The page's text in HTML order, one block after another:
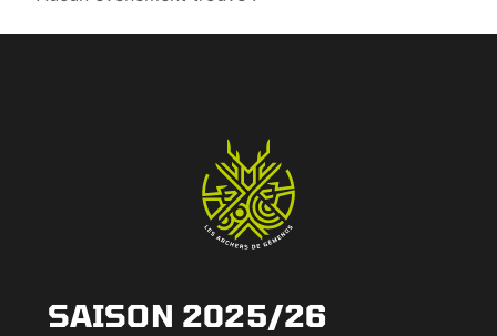
SAISON 2025/26